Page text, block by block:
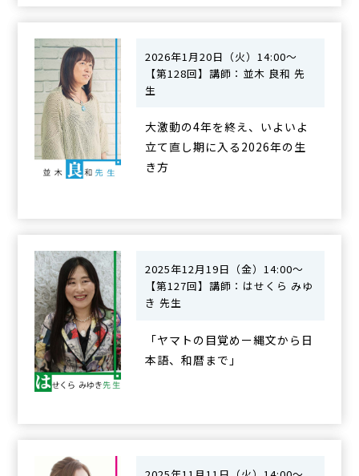
2026年1月20日（火）14:00～
【第128回】講師：並木 良和 先
生
大激動の4年を終え、いよいよ
立て直し期に入る2026年の生
き方
2025年12月19日（金）14:00～
【第127回】講師：はせくら みゆ
き 先生
「ヤマトの目覚めー縄文から日
本語、和暦まで」